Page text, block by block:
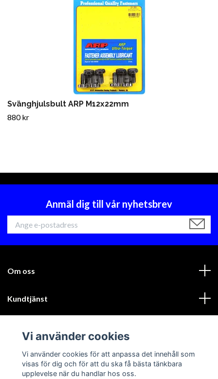
Svänghjulsbult ARP M12x22mm
880 kr
Anmäl dig till vår nyhetsbrev
Om oss
Kundtjänst
Sociala medier
Vi använder cookies
Vi använder cookies för att anpassa det innehåll som
visas för dig och för att du ska få bästa tänkbara
upplevelse när du handlar hos oss.